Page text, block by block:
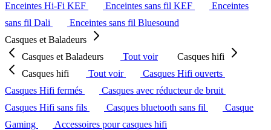
Enceintes Hi-Fi KEF
Enceintes sans fil KEF
Enceintes
sans fil Dali
Enceintes sans fil Bluesound
Casques et Baladeurs
Casques et Baladeurs
Tout voir
Casques hifi
Casques hifi
Tout voir
Casques Hifi ouverts
Casques Hifi fermés
Casques avec réducteur de bruit
Casques Hifi sans fils
Casques bluetooth sans fil
Casque
Gaming
Accessoires pour casques hifi